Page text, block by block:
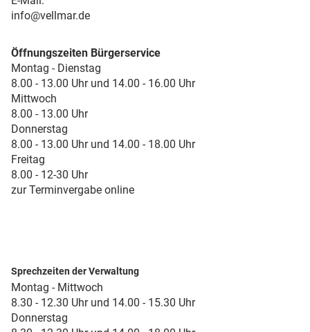
info@vellmar.de
Öffnungszeiten Bürgerservice
Montag - Dienstag
8.00 - 13.00 Uhr und 14.00 - 16.00 Uhr
Mittwoch
8.00 - 13.00 Uhr
Donnerstag
8.00 - 13.00 Uhr und 14.00 - 18.00 Uhr
Freitag
8.00 - 12-30 Uhr
zur Terminvergabe online
Sprechzeiten der Verwaltung
Montag - Mittwoch
8.30 - 12.30 Uhr und 14.00 - 15.30 Uhr
Donnerstag